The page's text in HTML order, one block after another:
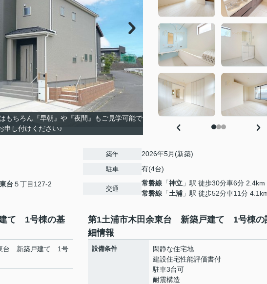
もちろん『早朝』や『夜間』もご見学可能で
申し付けください♪
台 ５丁目127-2
築年 2026年5月(新築)
駐車 有(4台)
交通
常磐線 「神立 」駅 徒歩30分車6分 2.4km
常磐線 「土浦 」駅 徒歩52分車11分
て 1号棟の基
台 新築戸建て 1号
第1土浦市木田余東台 新築戸建て 1号棟の
細情報
設備条件
閑静な住宅地
建設住宅性能評価書付
駐車3台可
耐震構造